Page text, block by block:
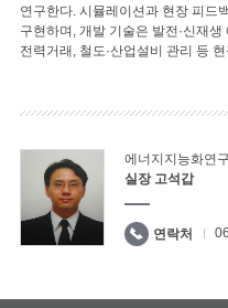
연구한다. 시뮬레이션과 현장 피드
구현하며, 개발 기술은 발전·신재
전력거래, 철도·산업설비 관리 등
에너지지능화연
실장 고석갑
연락처